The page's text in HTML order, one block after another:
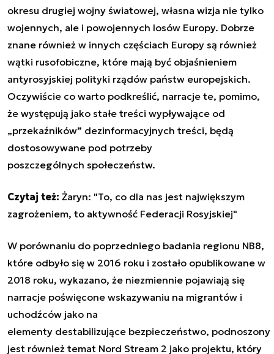
okresu drugiej wojny światowej, własna wizja nie tylko
wojennych, ale i powojennych losów Europy. Dobrze
znane również w innych częściach Europy są również
wątki rusofobiczne, które mają być objaśnieniem
antyrosyjskiej polityki rządów państw europejskich.
Oczywiście co warto podkreślić, narracje te, pomimo,
że występują jako stałe treści wypływające od
„przekaźników” dezinformacyjnych treści, będą
dostosowywane pod potrzeby
poszczególnych społeczeństw.
Czytaj też: Żaryn: "To, co dla nas jest największym
zagrożeniem, to aktywność Federacji Rosyjskiej"
W porównaniu do poprzedniego badania regionu NB8,
które odbyło się w 2016 roku i zostało opublikowane w
2018 roku, wykazano, że niezmiennie pojawiają się
narracje poświęcone wskazywaniu na migrantów i
uchodźców jako na
elementy destabilizujące bezpieczeństwo, podnoszony
jest również temat Nord Stream 2 jako projektu, który